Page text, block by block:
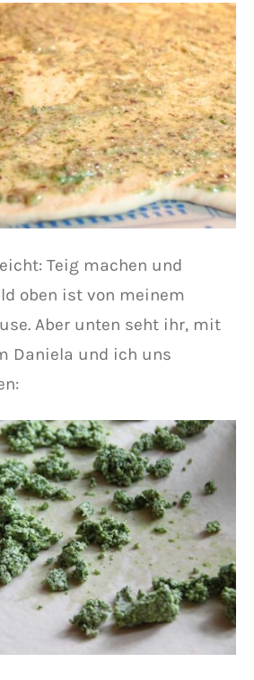
Teig machen und
oben ist von meinem
Aber unten seht ihr, mit
Daniela und ich uns